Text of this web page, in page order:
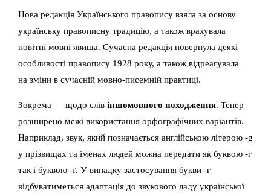
Нова редакція Українського правопису взяла за основу
українську правописну традицію, а також врахувала
новітні мовні явища. Сучасна редакція повернула деякі
особливості правопису 1928 року, а також відреагувала
на зміни в сучасній мовно-писемній практиці.
Зокрема — щодо слів іншомовного походження. Тепер
розширено межі використання орфографічних варіантів.
Наприклад, звук, який позначається англійською літерою -g
у прізвищах та іменах людей можна передати як буквою -г
так і буквою -ґ. У випадку застосування букви -г
відбуватиметься адаптація до звукового ладу української